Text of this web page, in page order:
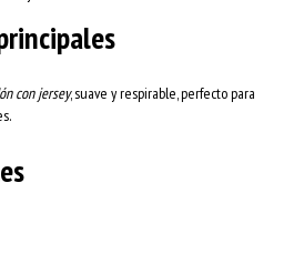
con jersey, suave y respirable, perfecto para